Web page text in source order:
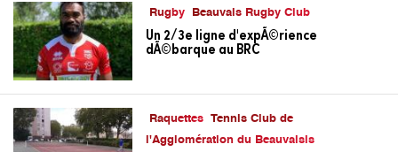
Rugby Beauvais Rugby Club
Un 2/3e ligne d'expÃ©rience
dÃ©barque au BRC
Raquettes
Tennis Club de
l'Agglomération du Beauvaisis